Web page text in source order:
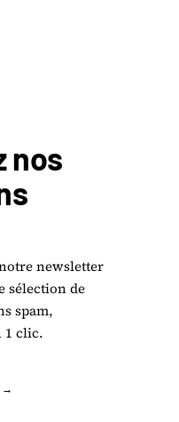
nos
newsletter
sélection de
spam,
1 clic.
→